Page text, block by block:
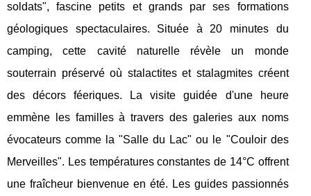
soldats", fascine petits et grands par ses formations
géologiques spectaculaires. Située à 20 minutes du
camping, cette cavité naturelle révèle un monde
souterrain préservé où stalactites et stalagmites créent
des décors féeriques. La visite guidée d'une heure
emmène les familles à travers des galeries aux noms
évocateurs comme la "Salle du Lac" ou le "Couloir des
Merveilles". Les températures constantes de 14°C offrent
une fraîcheur bienvenue en été. Les guides passionnés